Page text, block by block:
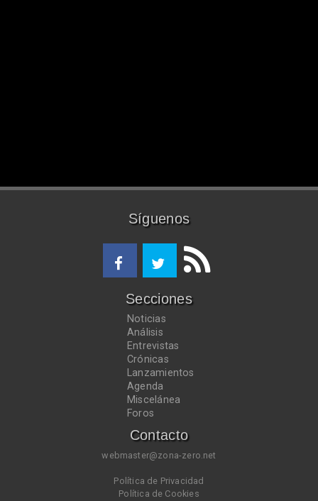
Síguenos
Secciones
Noticias
Análisis
Entrevistas
Crónicas
Lanzamientos
Agenda
Miscelánea
Foros
Contacto
webmaster@zona-zero.net
Política de Privacidad
Política de Cookies